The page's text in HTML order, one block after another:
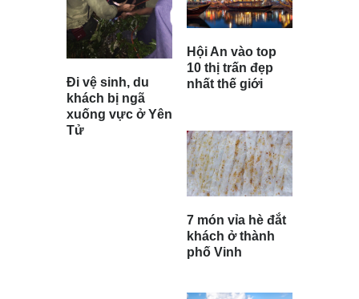
Đi vệ sinh, du
khách bị ngã
xuống vực ở Yên
Tử
Hội An vào top
10 thị trấn đẹp
nhất thế giới
7 món vỉa hè đắt
khách ở thành
phố Vinh